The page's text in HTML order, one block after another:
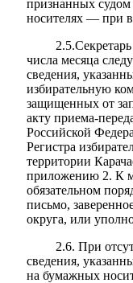
признанных
носителях — при
2.5.Секретарь
числа месяца
сведения,
избирательную
защищенных от
акту приема-
Российской
Регистра
территории
приложению 2. К
обязательном
письмо,
округа, или
2.6. При
сведения,
на бумажных